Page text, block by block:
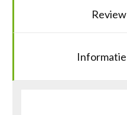
Review
Informatie